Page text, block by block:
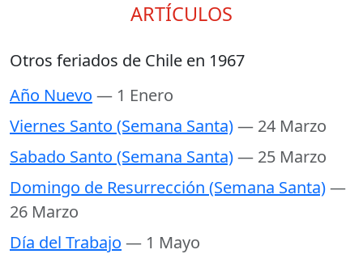
ARTÍCULOS
Otros feriados de Chile en 1967
Año Nuevo — 1 Enero
Viernes Santo (Semana Santa)— 24 Marzo
Sabado Santo (Semana Santa)— 25 Marzo
Domingo de Resurrección (Semana Santa)—
26 Marzo
Día del Trabajo — 1 Mayo